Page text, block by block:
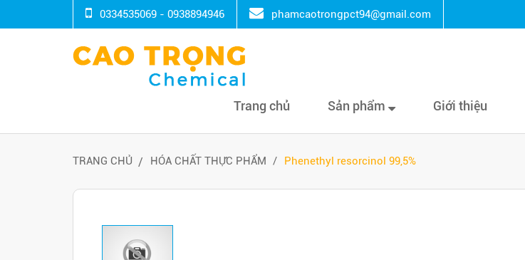
0334535069 - 0938894946 phamcaotrongpct94@gmail.com
Trang chủ Sản phẩm Giới thiệu
TRANG CHỦ HÓA CHẤT THỰC PHẨM Phenethyl resorcinol 99,5%